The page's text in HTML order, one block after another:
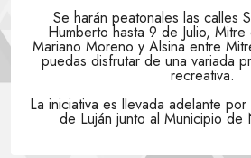
Se harán peatonales las calles
Humberto hasta 9 de Julio,
Mariano Moreno y Alsina entre
puedas disfrutar de una variada
recreativa.
La iniciativa es llevada adelante
de Luján junto al Municipio de